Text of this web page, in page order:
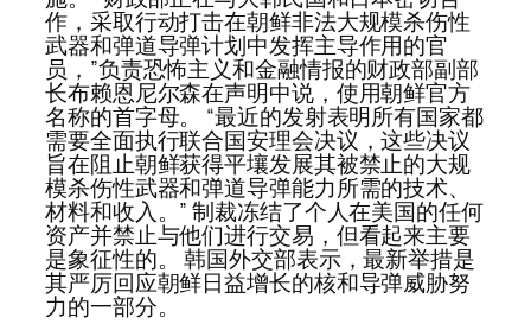
作，采取行动打击在朝鲜非法大规模杀伤性
武器和弹道导弹计划中发挥主导作用的官
员，”负责恐怖主义和金融情报的财政部副部
长布赖恩尼尔森在声明中说，使用朝鲜官方
名称的首字母。 “最近的发射表明所有国家都
需要全面执行联合国安理会决议，这些决议
旨在阻止朝鲜获得平壤发展其被禁止的大规
模杀伤性武器和弹道导弹能力所需的技术、
材料和收入。” 制裁冻结了个人在美​​国的任何
资产并禁止与他们进行交易，但看起来主要
是象征性的。 韩国外交部表示，最新举措是
其严厉回应朝鲜日益增长的核和导弹威胁努
力的一部分。